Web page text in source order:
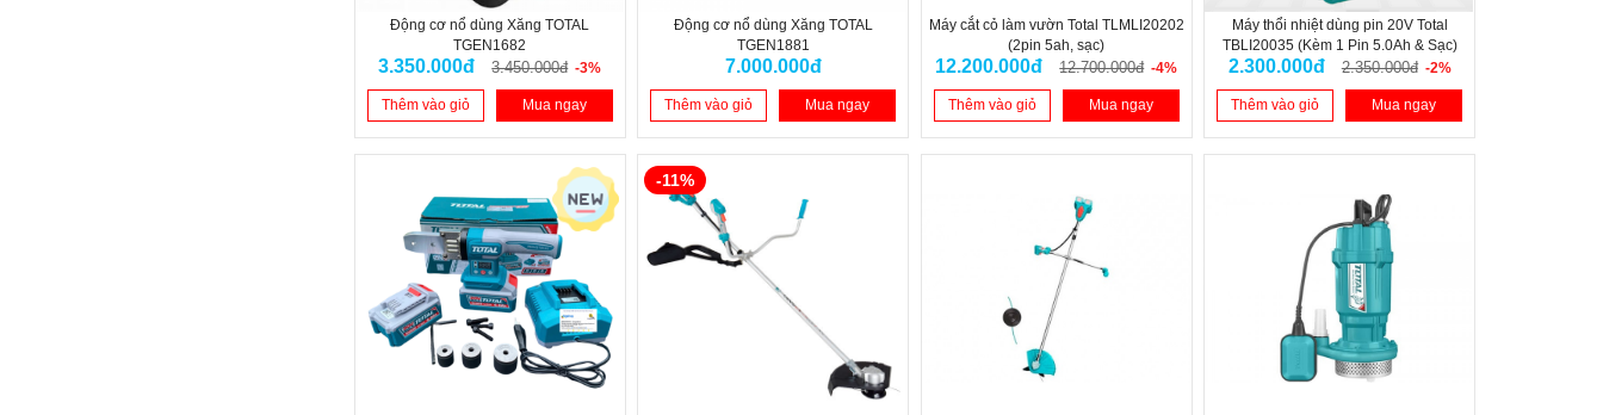
Động cơ nổ dùng Xăng TOTAL
TGEN1682
3.350.000đ 3.450.000đ -3%
Thêm vào giỏ Mua ngay
Động cơ nổ dùng Xăng TOTAL
TGEN1881
7.000.000đ
Thêm vào giỏ Mua ngay
Máy cắt cỏ làm vườn Total TLMLI20202
(2pin 5ah, sạc)
12.200.000đ 12.700.000đ -4%
Thêm vào giỏ Mua ngay
Máy thổi nhiệt dùng pin 20V Total
TBLI20035 (Kèm 1 Pin 5.0Ah & Sạc)
2.300.000đ 2.350.000đ -2%
Thêm vào giỏ Mua ngay
-11%